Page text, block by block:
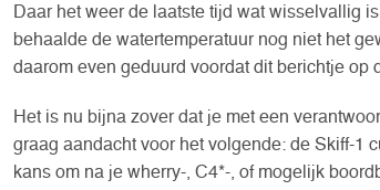
Daar het weer de laatste tijd wat wisselvallig
behaalde de watertemperatuur nog niet het
daarom even geduurd voordat dit berichtje op
Het is nu bijna zover dat je met een
graag aandacht voor het volgende: de Skiff-1
kans om na je wherry-, C4*-, of mogelijk